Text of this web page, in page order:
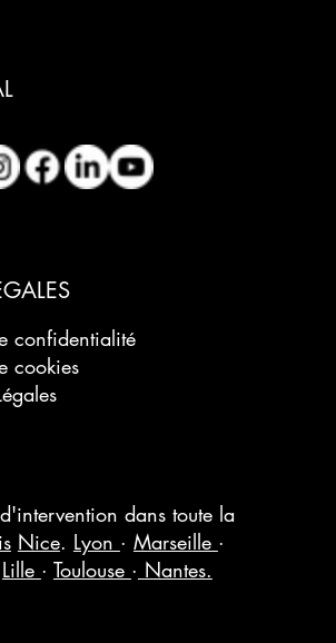
dans toute la
Nice. Lyon · Marseille ·
Lille · Toulouse · Nantes.
confidentialité
cookies